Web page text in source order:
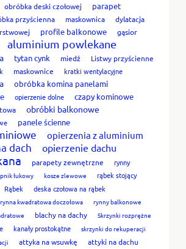
obróbka deski czołowej
parapet
przyścienna maskownica
dylatacja
profile balkonowe
gąsior
aluminium powlekane
tytan cynk miedź
Listwy przyścienne
maskownice kratki wentylacyjne
obróbka komina panelami
opierzenie dolne czapy kominowe
obróbki balkonowe
panele ścienne
opierzenia z aluminium
dach opierzenie dachu
parapety zewnętrzne rynny
łukowy kosze zlewowe
rąbek stojący
Rąbek
deska czołowa na rąbek
rynna kwadratowa doczołowa
rynny balkonowe
blachy na dachy Skrzynki rozprężne
kanały prostokątne
skrzynki do rekuperacji
attyka na wsuwkę
attyki na dachu